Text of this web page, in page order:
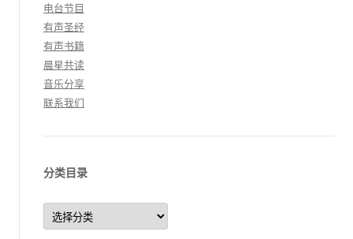
电台节目
有声圣经
有声书籍
晨星共读
音乐分享
联系我们
分类目录
分
类
目